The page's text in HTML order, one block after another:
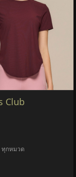
Club
ทุกหมวด